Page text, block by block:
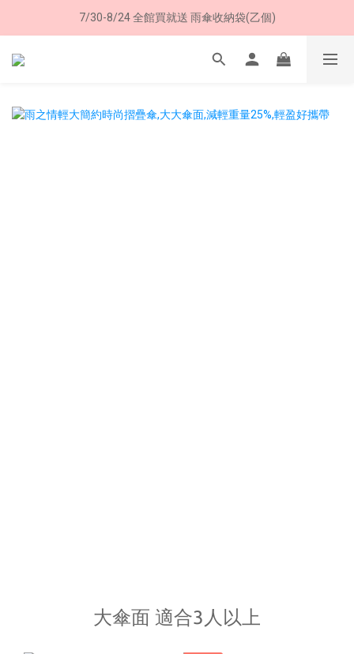
8/8 父親節限定 超商取貨免運費
7/30-8/24 全館買就送 雨傘收納袋(乙個)
8/8 父親節限定 超商取貨免運費
大傘面 適合3人以上